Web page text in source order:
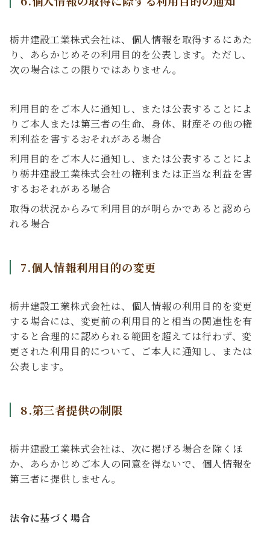
栃井建設工業株式会社は、個人情報を取得するにあた
り、あらかじめその利用目的を公表します。ただし、
次の場合はこの限りではありません。
利用目的をご本人に通知し、または公表することによ
りご本人または第三者の生命、身体、財産その他の権
利利益を害するおそれがある場合
利用目的をご本人に通知し、または公表することによ
り栃井建設工業株式会社の権利または正当な利益を害
するおそれがある場合
取得の状況からみて利用目的が明らかであると認めら
れる場合
7.個人情報利用目的の変更
栃井建設工業株式会社は、個人情報の利用目的を変更
する場合には、変更前の利用目的と相当の関連性を有
すると合理的に認められる範囲を超えては行わず、変
更された利用目的について、ご本人に通知し、または
公表します。
8.第三者提供の制限
栃井建設工業株式会社は、次に掲げる場合を除くほ
か、あらかじめご本人の同意を得ないで、個人情報を
第三者に提供しません。
法令に基づく場合